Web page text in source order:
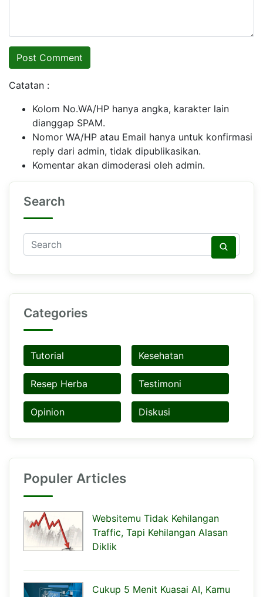
Catatan :
Kolom No.WA/HP hanya angka, karakter lain
dianggap SPAM.
Nomor WA/HP atau Email hanya untuk konfirmasi
reply dari admin, tidak dipublikasikan.
Komentar akan dimoderasi oleh admin.
Search
Categories
Tutorial Kesehatan
Resep Herba Testimoni
Opinion Diskusi
Populer Articles
Websitemu Tidak Kehilangan
Traffic, Tapi Kehilangan Alasan
Diklik
Cukup 5 Menit Kuasai AI, Kamu